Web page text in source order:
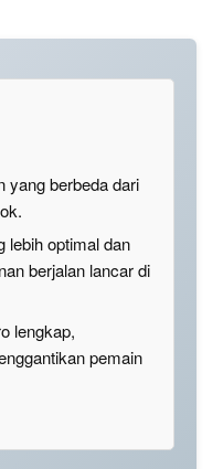
yang berbeda dari
lebih optimal dan
berjalan lancar di
lengkap,
pemain